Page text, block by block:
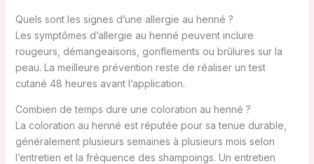
Quels sont les signes d’une allergie au henné ?
Les symptômes d’allergie au henné peuvent inclure
rougeurs, démangeaisons, gonflements ou brûlures sur la
peau. La meilleure prévention reste de réaliser un test
cutané 48 heures avant l’application.
Combien de temps dure une coloration au henné ?
La coloration au henné est réputée pour sa tenue durable,
généralement plusieurs semaines à plusieurs mois selon
l’entretien et la fréquence des shampoings. Un entretien